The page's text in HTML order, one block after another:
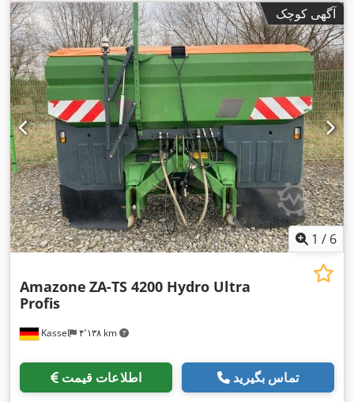
آگهی کوچک
1 / 6
Kassel ۴٬۱۳۸ km
Amazone ZA-TS 4200 Hydro Ultra
Profis
اطلاعات قیمت تماس بگیرید